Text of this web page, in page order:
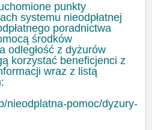
punkty
systemu nieodpłatnej
poradnictwa
środków
odległość z dyżurów
korzystać beneficjenci z
wraz z listą
nieodplatna-pomoc/dyzury-